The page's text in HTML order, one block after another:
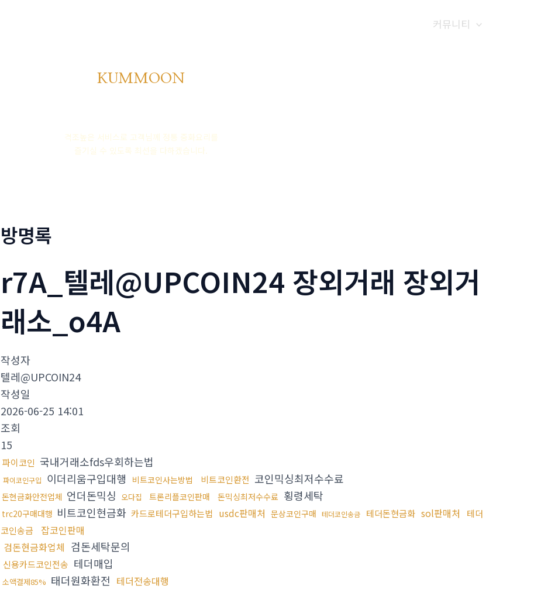
커뮤니티
KUMMOON
격조높은 서비스로 고객님께 정통 중화요리를
즐기실 수 있도록 최선을 다하겠습니다.
방명록
r7A_텔레@UPCOIN24 장외거래 장외거
래소_o4A
작성자
텔레@UPCOIN24
작성일
2026-06-25 14:01
조회
15
파이코인 국내거래소fds우회하는법
파이코인구입 이더리움구입대행 비트코인사는방법 비트코인환전 코인믹싱최저수수료
돈현금화안전업체 언더돈믹싱 오다집 트론리플코인판매 돈믹싱최저수수료 횡령세탁
trc20구매대행 비트코인현금화 카드로테더구입하는법 usdc판매처 문상코인구매 테더코인송금 테더돈현금화 sol판매처
테더
코인송금
잡코인판매
검돈현금화업체 검돈세탁문의
신용카드코인전송 테더매입
소액결제85% 태더원화환전 테더전송대행